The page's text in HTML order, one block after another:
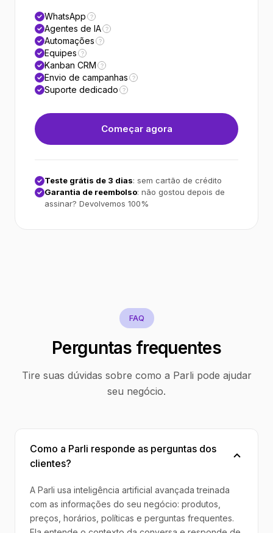
WhatsApp ?
Agentes de IA ?
Automações ?
Equipes ?
Kanban CRM ?
Envio de campanhas ?
Suporte dedicado ?
Começar agora
Teste grátis de 3 dias: sem cartão de crédito
Garantia de reembolso: não gostou depois de
assinar? Devolvemos 100%
FAQ
Perguntas frequentes
Tire suas dúvidas sobre como a Parli pode ajudar
seu negócio.
Como a Parli responde as perguntas dos
clientes?
A Parli usa inteligência artificial avançada treinada
com as informações do seu negócio: produtos,
preços, horários, políticas e perguntas frequentes.